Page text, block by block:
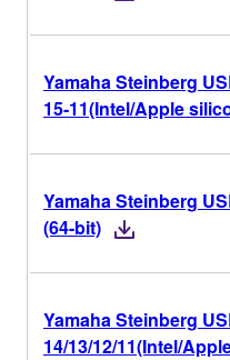
Yamaha Steinberg
15-11(Intel/Apple
Yamaha Steinberg
(64-bit)
Yamaha Steinberg
14/13/12/11(Intel/